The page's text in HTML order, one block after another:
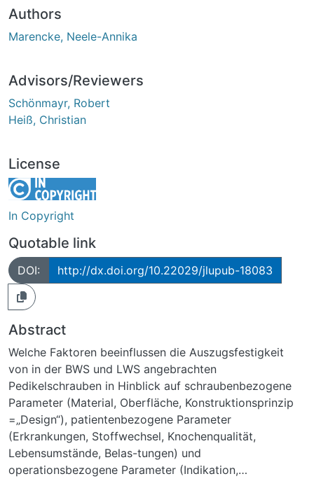
Authors
Marencke, Neele-Annika
Advisors/Reviewers
Schönmayr, Robert
Heiß, Christian
License
In Copyright
Quotable link
DOI: http://dx.doi.org/10.22029/jlupub-18083
Abstract
Welche Faktoren beeinflussen die Auszugsfestigkeit
von in der BWS und LWS angebrachten
Pedikelschrauben in Hinblick auf schraubenbezogene
Parameter (Material, Oberfläche, Konstruktionsprinzip
=„Design“), patientenbezogene Parameter
(Erkrankungen, Stoffwechsel, Knochenqualität,
Lebensumstände, Belas-tungen) und
operationsbezogene Parameter (Indikation,